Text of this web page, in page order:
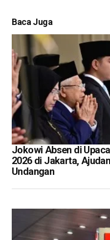
Baca Juga
Jokowi Absen di
2026 di Jakarta,
Undangan